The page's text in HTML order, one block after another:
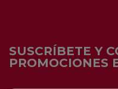
SUSCRÍBETE Y
PROMOCIONES